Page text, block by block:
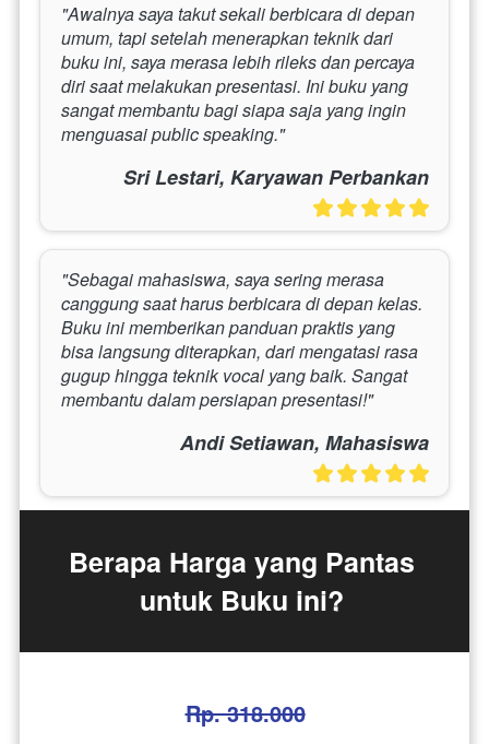
"Awalnya saya takut sekali berbicara di depan
umum, tapi setelah menerapkan teknik dari
buku ini, saya merasa lebih rileks dan percaya
diri saat melakukan presentasi. Ini buku yang
sangat membantu bagi siapa saja yang ingin
menguasai public speaking."
Sri Lestari, Karyawan Perbankan
"Sebagai mahasiswa, saya sering merasa
canggung saat harus berbicara di depan kelas.
Buku ini memberikan panduan praktis yang
bisa langsung diterapkan, dari mengatasi rasa
gugup hingga teknik vocal yang baik. Sangat
membantu dalam persiapan presentasi!"
Andi Setiawan, Mahasiswa
Berapa Harga yang Pantas
untuk Buku ini?
Rp. 318.000